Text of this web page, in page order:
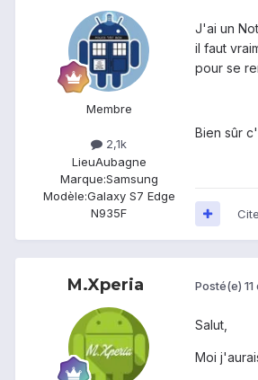
Membre
2,1k
LieuAubagne
Marque:Samsung
Modèle:Galaxy S7 Edge
N935F
J'ai un
il faut
pour se
Bien sûr
M.Xperia Posté(e)
Salut,
Moi